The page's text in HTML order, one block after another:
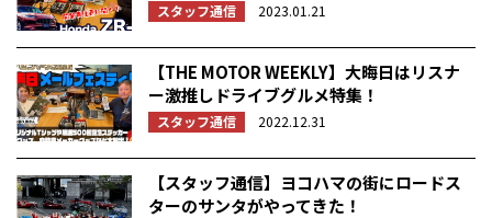
スタッフ通信 2023.01.21
【THE MOTOR WEEKLY】大晦日はリスナ
ー激推しドライブグルメ特集！
スタッフ通信 2022.12.31
【スタッフ通信】ヨコハマの街にロードス
ターのサンタがやってきた！